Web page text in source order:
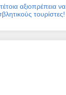
αξιοπρέπεια να
τουρίστες!